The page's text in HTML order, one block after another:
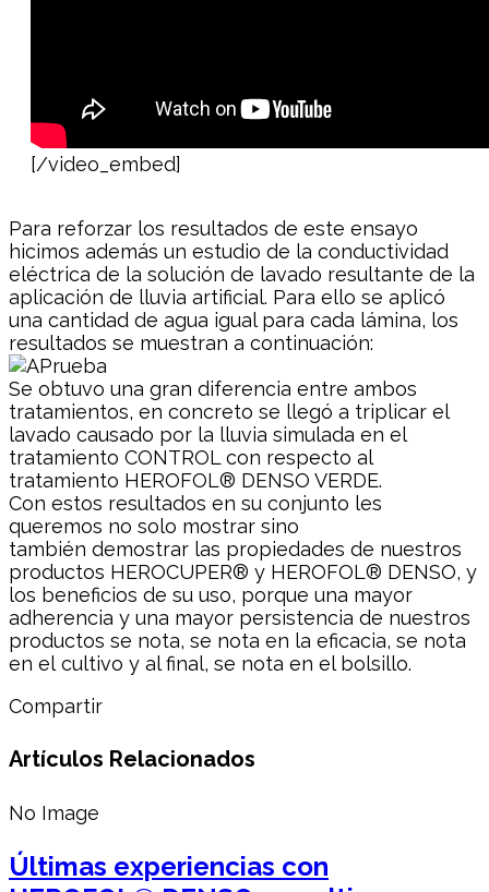
[/video_embed]
Para reforzar los resultados de este ensayo
hicimos además un estudio de la conductividad
eléctrica de la solución de lavado resultante de la
aplicación de lluvia artificial. Para ello se aplicó
una cantidad de agua igual para cada lámina, los
resultados se muestran a continuación:
Se obtuvo una gran diferencia entre ambos
tratamientos, en concreto se llegó a triplicar el
lavado causado por la lluvia simulada en el
tratamiento CONTROL con respecto al
tratamiento HEROFOL® DENSO VERDE.
Con estos resultados en su conjunto les
queremos no solo mostrar sino
también demostrar las propiedades de nuestros
productos HEROCUPER® y HEROFOL® DENSO, y
los beneficios de su uso, porque una mayor
adherencia y una mayor persistencia de nuestros
productos se nota, se nota en la eficacia, se nota
en el cultivo y al final, se nota en el bolsillo.
Compartir
Artículos Relacionados
No Image
Últimas experiencias con